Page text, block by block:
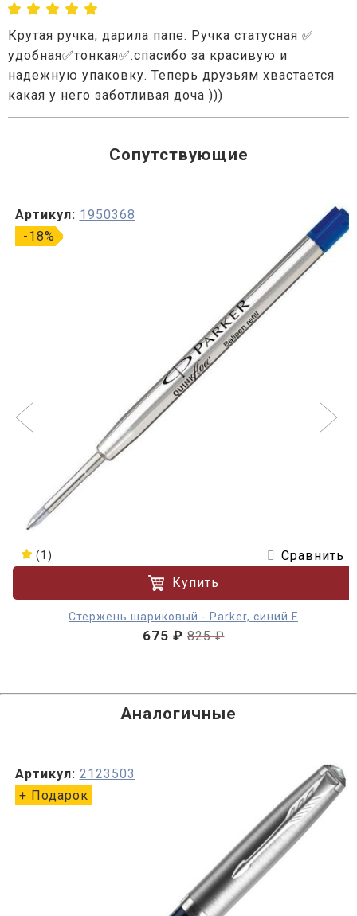
Крутая ручка, дарила папе. Ручка статусная ✅
удобная✅тонкая✅.спасибо за красивую и
надежную упаковку. Теперь друзьям хвастается
какая у него заботливая доча )))
Сопутствующие
-18%
Артикул: 1950368
(1)
Сравнить
Купить
Стержень шариковый - Parker, синий F
675 ₽ 825 ₽
Аналогичные
+ Подарок
Артикул: 2123503